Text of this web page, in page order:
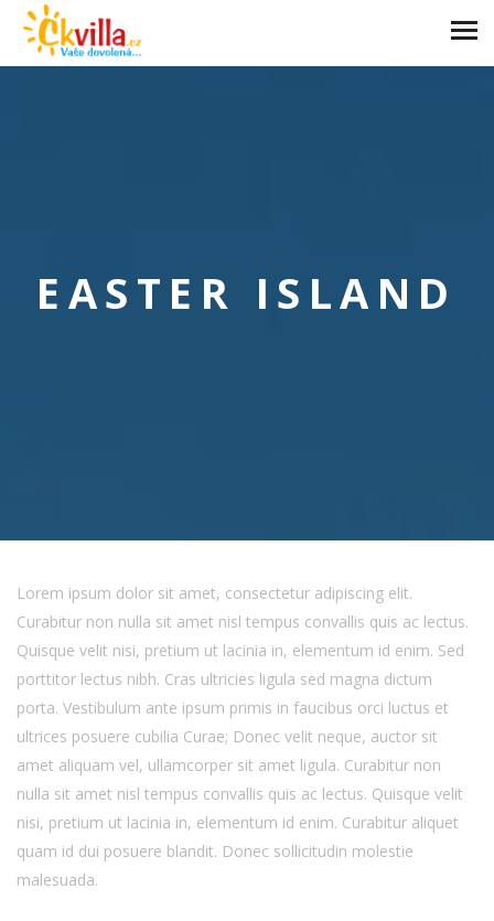
EASTER ISLAND
Lorem ipsum dolor sit amet, consectetur adipiscing elit.
Curabitur non nulla sit amet nisl tempus convallis quis ac lectus.
Quisque velit nisi, pretium ut lacinia in, elementum id enim. Sed
porttitor lectus nibh. Cras ultricies ligula sed magna dictum
porta. Vestibulum ante ipsum primis in faucibus orci luctus et
ultrices posuere cubilia Curae; Donec velit neque, auctor sit
amet aliquam vel, ullamcorper sit amet ligula. Curabitur non
nulla sit amet nisl tempus convallis quis ac lectus. Quisque velit
nisi, pretium ut lacinia in, elementum id enim. Curabitur aliquet
quam id dui posuere blandit. Donec sollicitudin molestie
malesuada.